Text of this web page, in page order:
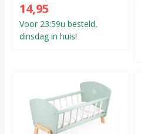
14,95
Voor 23:59u besteld,
dinsdag in huis!